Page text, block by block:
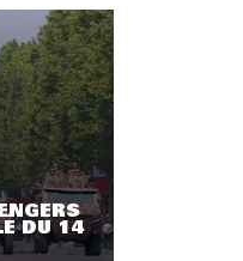
DU 14